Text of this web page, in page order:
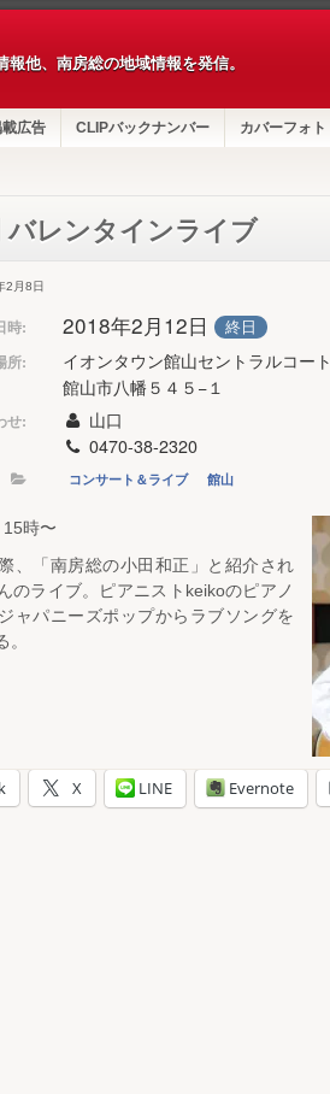
他、南房総の地域情報を発信。
広告 CLIPバックナンバー カバーフォト
バレンタインライブ
2月8日
時: 2018年2月12日 終日
所:
イオンタウン館山セントラルコート
館山市八幡５４５−１
せ:
山口
0470-38-2320
コンサート＆ライブ 館山
時〜
、「南房総の小田和正」と紹介され
のライブ。ピアニストkeikoのピアノ
ャパニーズポップからラブソングを
X LINE Evernote